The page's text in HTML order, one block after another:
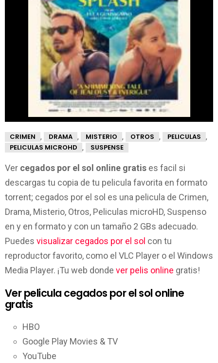
CRIMEN , DRAMA , MISTERIO , OTROS , PELICULAS ,
PELICULAS MICROHD , SUSPENSE
Ver cegados por el sol online gratis es facil si
descargas tu copia de tu pelicula favorita en formato
torrent; cegados por el sol es una pelicula de Crimen,
Drama, Misterio, Otros, Peliculas microHD, Suspenso
en y en formato y con un tamaño 2 GBs adecuado.
Puedes visualizar cegados por el sol con tu
reproductor favorito, como el VLC Player o el Windows
Media Player. ¡Tu web donde ver pelis online gratis!
Ver pelicula cegados por el sol online
gratis
HBO
Google Play Movies & TV
YouTube